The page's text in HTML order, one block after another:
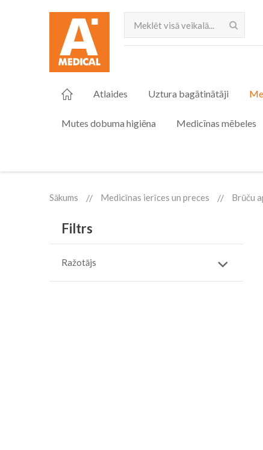
Meklēt
Atlaides Uztura bagātinātāji
Mutes dobuma higiēna Medicīnas mēbeles
Sākums Medicīnas ierīces un preces Brūču
Filtrs
Ražotājs